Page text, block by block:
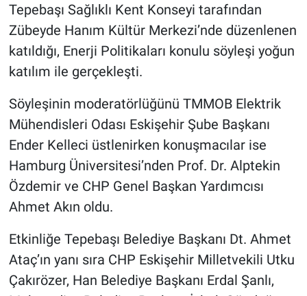
Tepebaşı Sağlıklı Kent Konseyi tarafından
Zübeyde Hanım Kültür Merkezi’nde düzenlenen
katıldığı, Enerji Politikaları konulu söyleşi yoğun
katılım ile gerçekleşti.
Söyleşinin moderatörlüğünü TMMOB Elektrik
Mühendisleri Odası Eskişehir Şube Başkanı
Ender Kelleci üstlenirken konuşmacılar ise
Hamburg Üniversitesi’nden Prof. Dr. Alptekin
Özdemir ve CHP Genel Başkan Yardımcısı
Ahmet Akın oldu.
Etkinliğe Tepebaşı Belediye Başkanı Dt. Ahmet
Ataç’ın yanı sıra CHP Eskişehir Milletvekili Utku
Çakırözer, Han Belediye Başkanı Erdal Şanlı,